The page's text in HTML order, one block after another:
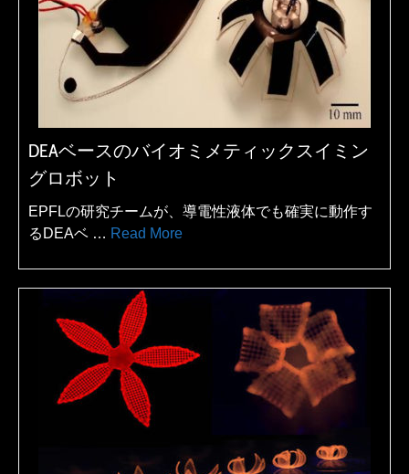
DEAベースのバイオミメティックスイミン
グロボット
EPFLの研究チームが、導電性液体でも確実に動作す
るDEAベ … Read More